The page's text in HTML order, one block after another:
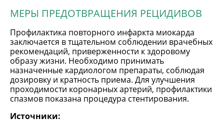
МЕРЫ ПРЕДОТВРАЩЕНИЯ РЕЦИДИВОВ
Профилактика повторного инфаркта миокарда
заключается в тщательном соблюдении врачебных
рекомендаций, приверженности к здоровому
образу жизни. Необходимо принимать
назначенные кардиологом препараты, соблюдая
дозировку и кратность приема. Для улучшения
проходимости коронарных артерий, профилактики
спазмов показана процедура стентирования.
Источники: